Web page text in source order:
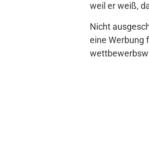
weil er weiß,
Nicht
eine Werbung